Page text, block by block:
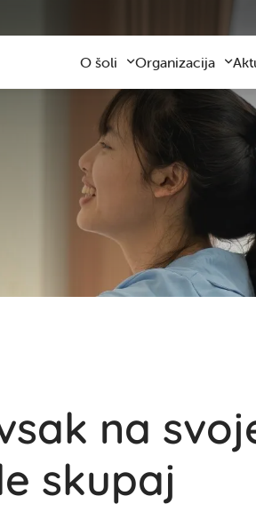
na
skupaj
O šoli
Predstavitev šole
Kontaktni podatki
Zaposleni
Organizacija dela
Varna šolska pot
Knjižnica
Katalog informacij javnega
Koristne informacije
Oddaja prostorov
Zobna ambulanta
Tekmovanja
Organizacija
Obvezni program
Razširjeni program
Sodelovanje s starši
Šolski prevozi
Šolska prehrana
Plačilo storitev
Osnovnošolsko
Svetovalna služba
Šolski sklad